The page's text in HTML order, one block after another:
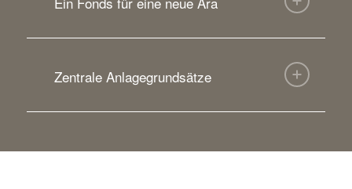
Zentrale Anlagegrundsätze